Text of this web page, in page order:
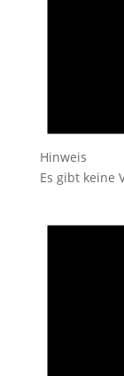
Hinweis
Es gibt keine